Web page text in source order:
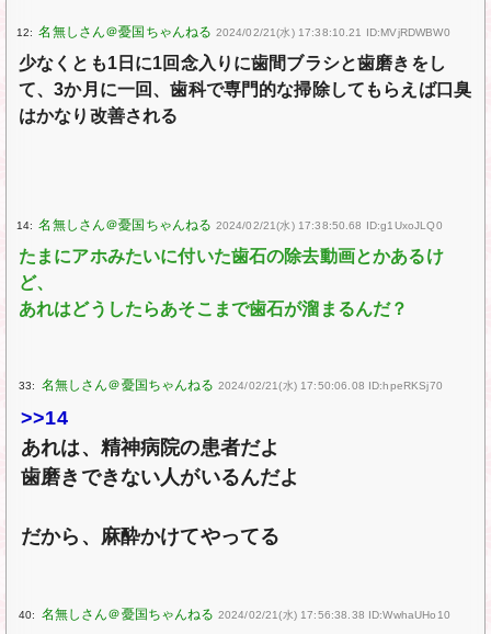
12: 2024/02/21(水) 17:38:10.21 ID:MVjRDWBW0
少なくとも1日に1回念入りに歯間ブラシと歯磨きをし
て、3か月に一回、歯科で専門的な掃除してもらえば口臭
はかなり改善される
14: 2024/02/21(水) 17:38:50.68 ID:g1UxoJLQ0
たまにアホみたいに付いた歯石の除去動画とかあるけ
ど、
あれはどうしたらあそこまで歯石が溜まるんだ？
33: 2024/02/21(水) 17:50:06.08 ID:hpeRKSj70
>>14
あれは、精神病院の患者だよ
歯磨きできない人がいるんだよ
だから、麻酔かけてやってる
40: 2024/02/21(水) 17:56:38.38 ID:WwhaUHo10